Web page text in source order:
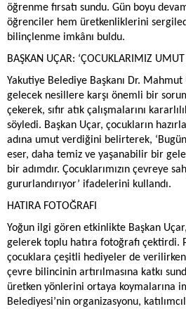
öğrenme fırsatı sundu. Gün boyu
öğrenciler hem üretkenliklerini
bilinçlenme imkânı buldu.
BAŞKAN UÇAR: ‘ÇOCUKLARIMIZ UMUT
Yakutiye Belediye Başkanı Dr.
gelecek nesillere karşı önemli bir
çekerek, sıfır atık çalışmalarını
söyledi. Başkan Uçar, çocukların
adına umut verdiğini belirterek,
eser, daha temiz ve yaşanabilir bir
bir adımdır. Çocuklarımızın çevreye
gururlandırıyor’ ifadelerini kullandı.
HATIRA FOTOĞRAFI
Yoğun ilgi gören etkinlikte Başkan
gelerek toplu hatıra fotoğrafı çektirdi.
çocuklara çeşitli hediyeler de
çevre bilincinin artırılmasına katkı
üretken yönlerini ortaya koymalarına
Belediyesi’nin organizasyonu,